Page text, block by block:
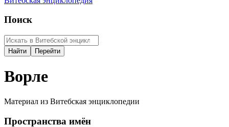
Поиск
Ворле
Материал из Витебская энциклопедии
Пространства имён